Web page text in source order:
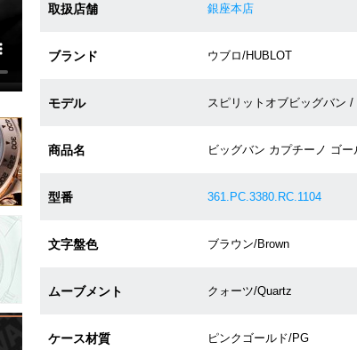
取扱店舗 銀座本店
ブランド ウブロ/HUBLOT
モデル スピリットオブビッグバン
商品名 ビッグバン カプチーノ ゴ
型番 361.PC.3380.RC.1104
文字盤色 ブラウン/Brown
ムーブメント クォーツ/Quartz
ケース材質 ピンクゴールド/PG